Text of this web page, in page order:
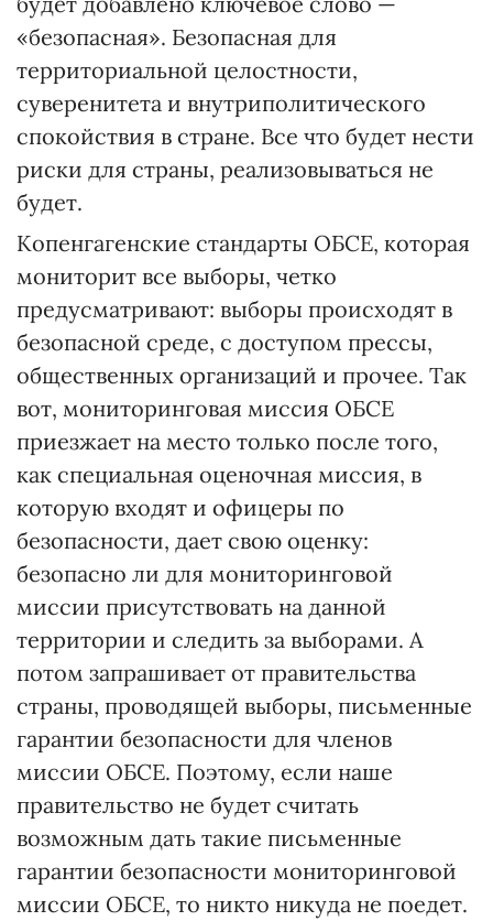
«безопасная». Безопасная для
территориальной целостности,
суверенитета и внутриполитического
спокойствия в стране. Все что будет нести
риски для страны, реализовываться не
будет.
Копенгагенские стандарты ОБСЕ, которая
мониторит все выборы, четко
предусматривают: выборы происходят в
безопасной среде, с доступом прессы,
общественных организаций и прочее. Так
вот, мониторинговая миссия ОБСЕ
приезжает на место только после того,
как специальная оценочная миссия, в
которую входят и офицеры по
безопасности, дает свою оценку:
безопасно ли для мониторинговой
миссии присутствовать на данной
территории и следить за выборами. А
потом запрашивает от правительства
страны, проводящей выборы, письменные
гарантии безопасности для членов
миссии ОБСЕ. Поэтому, если наше
правительство не будет считать
возможным дать такие письменные
гарантии безопасности мониторинговой
миссии ОБСЕ, то никто никуда не поедет.